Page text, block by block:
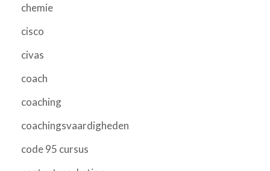
chemie
cisco
civas
coach
coaching
coachingsvaardigheden
code 95 cursus